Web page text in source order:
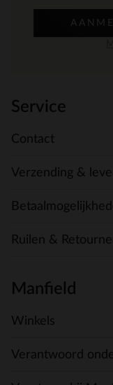
Service
Contact
Verzending &
Ruilen &
Manfield
Winkels
Verantwoord